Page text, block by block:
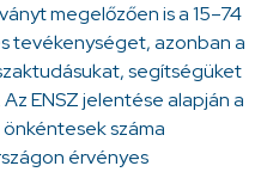
megelőzően is a 15–74
tevékenységet, azonban a
segítségüket
ENSZ jelentése alapján a
száma
érvényes